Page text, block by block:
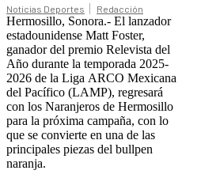
Noticias Deportes Redacción
Hermosillo, Sonora.- El lanzador
estadounidense Matt Foster,
ganador del premio Relevista del
Año durante la temporada 2025-
2026 de la Liga ARCO Mexicana
del Pacífico (LAMP), regresará
con los Naranjeros de Hermosillo
para la próxima campaña, con lo
que se convierte en una de las
principales piezas del bullpen
naranja.